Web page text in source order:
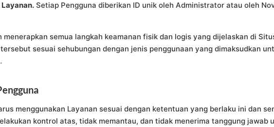
Setiap Pengguna diberikan ID unik oleh Administrator atau oleh
menerapkan semua langkah keamanan fisik dan logis yang dijelaskan di
sesuai sehubungan dengan jenis penggunaan yang dimaksudkan
menggunakan Layanan sesuai dengan ketentuan yang berlaku ini dan
kontrol atas, tidak memantau, dan tidak menerima tanggung jawab